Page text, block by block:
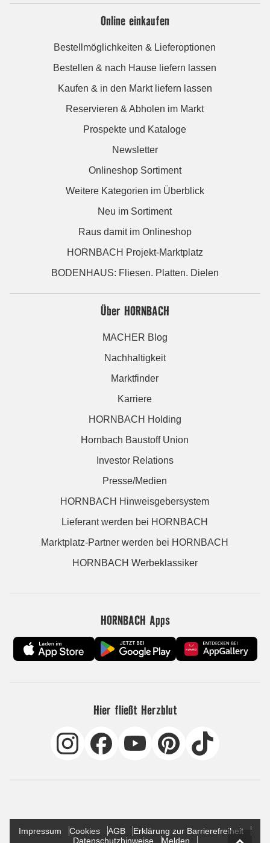
Online einkaufen
Bestellmöglichkeiten & Lieferoptionen
Bestellen & nach Hause liefern lassen
Kaufen & in den Markt liefern lassen
Reservieren & Abholen im Markt
Prospekte und Kataloge
Newsletter
Onlineshop Sortiment
Weitere Kategorien im Überblick
Neu im Sortiment
Raus damit im Onlineshop
HORNBACH Projekt-Marktplatz
BODENHAUS: Fliesen. Platten. Dielen
Über HORNBACH
MACHER Blog
Nachhaltigkeit
Marktfinder
Karriere
HORNBACH Holding
Hornbach Baustoff Union
Investor Relations
Presse/Medien
HORNBACH Hinweisgebersystem
Lieferant werden bei HORNBACH
Marktplatz-Partner werden bei HORNBACH
HORNBACH Werbeklassiker
HORNBACH Apps
Hier fließt Herzblut
Impressum Cookies AGB
Erklärung zur Barrierefreiheit
Datenschutzhinweise
Melden